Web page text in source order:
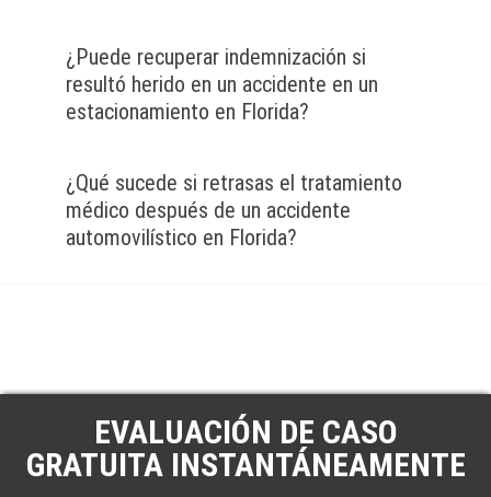
¿Puede recuperar indemnización si
resultó herido en un accidente en un
estacionamiento en Florida?
¿Qué sucede si retrasas el tratamiento
médico después de un accidente
automovilístico en Florida?
EVALUACIÓN DE CASO
GRATUITA INSTANTÁNEAMENTE